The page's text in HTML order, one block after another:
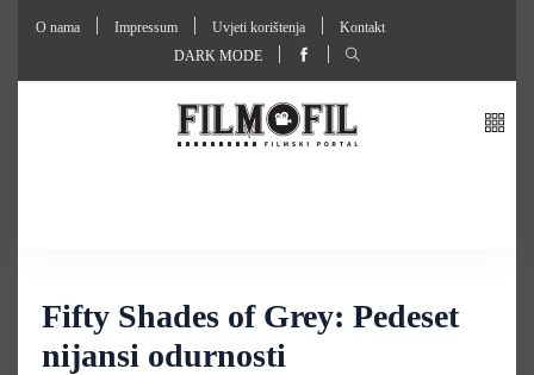
O nama Impressum Uvjeti korištenja
Kontakt
DARK MODE
Fifty Shades of Grey: Pedeset
nijansi odurnosti